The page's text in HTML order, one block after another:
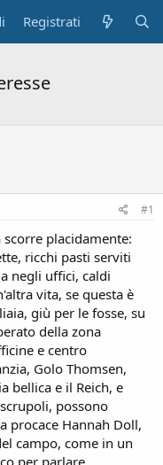
Registrati
#1
scorre placidamente:
ricchi pasti serviti
negli uffici, caldi
vita, se questa è
giù per le fosse, su
della zona
e centro
Golo Thomsen,
bellica e il Reich, e
possono
procace Hannah Doll,
campo, come in un
per parlare